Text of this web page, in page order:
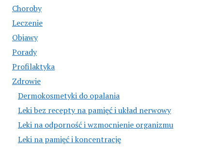
Choroby
Leczenie
Objawy
Porady
Profilaktyka
Zdrowie
Dermokosmetyki do opalania
Leki bez recepty na pamięć i układ nerwowy
Leki na odporność i wzmocnienie organizmu
Leki na pamięć i koncentrację